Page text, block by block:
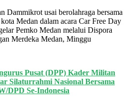
Dammikrot usai berolahraga bersama
Medan dalam acara Car Free Day
Pemko Medan melalui Dispora
Merdeka Medan, Minggu
Pusat (DPP) Kader Militan
Silaturrahmi Nasional Bersama
DPD Se-Indonesia